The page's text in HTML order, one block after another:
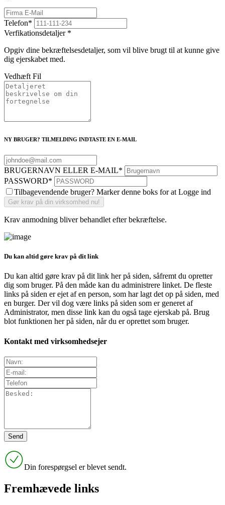
Telefon*
Verfikationsdetaljer *
Opgiv dine bekræftelsesdetaljer, som vil blive brugt til at kunne give
dig ejerskabet med.
Vedhæft Fil
NY BRUGER? TILMELDING INDTASTE EN E-MAIL
BRUGERNAVN ELLER E-MAIL*
PASSWORD*
Tilbagevendende bruger? Marker denne boks for at Logge ind
Krav anmodning bliver behandlet efter bekræftelse.
Du kan altid gøre krav på dit link
Du kan altid gøre krav på dit link her på siden, såfremt du opretter
dig som bruger. På den måde kan du administrere linket. De fleste
links på siden er ejet af en person, som har lagt det op på siden, med
en burger. Der vil dog være links på siden som er generet af
Administrator, men disse link kan du også tage ejerskab på. Brug
blot funktionen her på siden, når du er oprettet som bruger.
Kontakt med virksomhedsejer
Din forespørgsel er blevet sendt.
Fremhævede links